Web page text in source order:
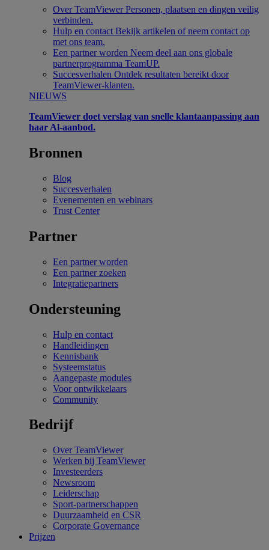
Over TeamViewer Personen, plaatsen en dingen veilig
verbinden.
Hulp en contact Bekijk artikelen of neem contact op
met ons team.
Een partner worden Neem deel aan ons globale
partnerprogramma TeamUP.
Succesverhalen Ontdek resultaten bereikt door
TeamViewer-klanten.
NIEUWS
TeamViewer doet verslag van snelle klantaanpassing aan
haar Al-aanbod.
Bronnen
Blog
Succesverhalen
Evenementen en webinars
Trust Center
Partner
Een partner worden
Een partner zoeken
Integratiepartners
Ondersteuning
Hulp en contact
Handleidingen
Kennisbank
Systeemstatus
Aangepaste modules
Voor ontwikkelaars
Community
Bedrijf
Over TeamViewer
Werken bij TeamViewer
Investeerders
Newsroom
Leiderschap
Sport-partnerschappen
Duurzaamheid en CSR
Corporate Governance
Prijzen